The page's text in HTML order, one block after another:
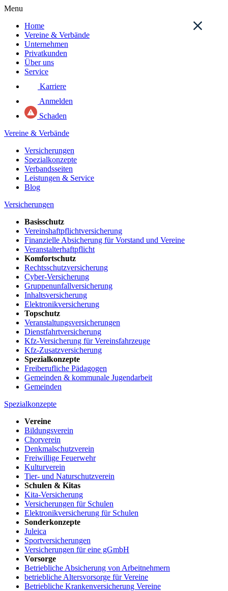
Menu
Home
Vereine & Verbände
Unternehmen
Privatkunden
Über uns
Service
Karriere
Anmelden
Schaden
Vereine & Verbände
Versicherungen
Spezialkonzepte
Verbandsseiten
Leistungen & Service
Blog
Versicherungen
Basisschutz
Vereinshaftpflichtversicherung
Finanzielle Absicherung für Vorstand und Vereine
Veranstalterhaftpflicht
Komfortschutz
Rechtsschutzversicherung
Cyber-Versicherung
Gruppenunfallversicherung
Inhaltsversicherung
Elektronikversicherung
Topschutz
Veranstaltungsversicherungen
Dienstfahrtversicherung
Kfz-Versicherung für Vereinsfahrzeuge
Kfz-Zusatzversicherung
Spezialkonzepte
Freiberufliche Pädagogen
Gemeinden & kommunale Jugendarbeit
Gemeinden
Spezialkonzepte
Vereine
Bildungsverein
Chorverein
Denkmalschutzverein
Freiwillige Feuerwehr
Kulturverein
Tier- und Naturschutzverein
Schulen & Kitas
Kita-Versicherung
Versicherungen für Schulen
Elektronikversicherung für Schulen
Sonderkonzepte
Juleica
Sportversicherungen
Versicherungen für eine gGmbH
Vorsorge
Betriebliche Absicherung von Arbeitnehmern
betriebliche Altersvorsorge für Vereine
Betriebliche Krankenversicherung Vereine